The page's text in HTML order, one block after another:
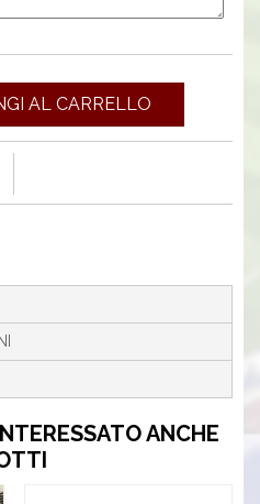
AL CARRELLO
ANCHE